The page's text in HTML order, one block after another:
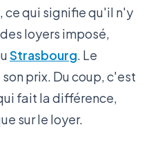
ce qui signifie qu'il n'y
loyers imposé,
Strasbourg. Le
prix. Du coup, c'est
fait la différence,
sur le loyer.